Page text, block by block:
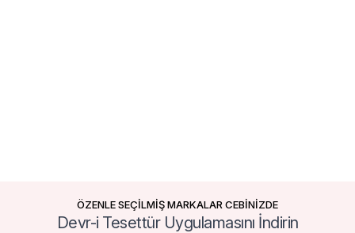
ÖZENLE SEÇİLMİŞ MARKALAR CEBİNİZDE
Devr-i Tesettür Uygulamasını İndirin